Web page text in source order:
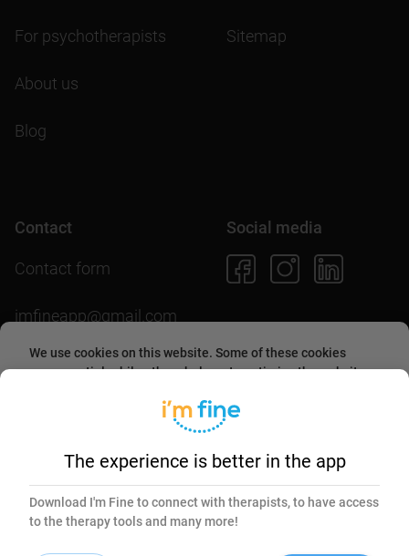
We use cookies on this website. Some of these cookies
are essential, while others help us to optimize the website
them or continuing to use the website, you agree to allow
collecting information through cookies.
Essential Marketing
Accept selected
The experience is better in the app
Download I'm Fine to connect with therapists, to have access
to the therapy tools and many more!
For psychotherapists
About us
Blog
Sitemap
Contact
Contact form
imfineapp@gmail.com
Social media